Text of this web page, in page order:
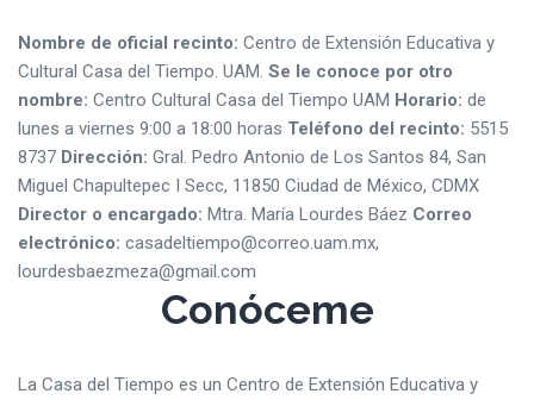
Nombre de oficial recinto: Centro de Extensión Educativa y
Cultural Casa del Tiempo. UAM. Se le conoce por otro
nombre: Centro Cultural Casa del Tiempo UAM Horario: de
lunes a viernes 9:00 a 18:00 horas Teléfono del recinto: 5515
8737 Dirección: Gral. Pedro Antonio de Los Santos 84, San
Miguel Chapultepec I Secc, 11850 Ciudad de México, CDMX
Director o encargado: Mtra. María Lourdes Báez Correo
electrónico: casadeltiempo@correo.uam.mx,
lourdesbaezmeza@gmail.com
Conóceme
La Casa del Tiempo es un Centro de Extensión Educativa y